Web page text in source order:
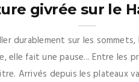
givrée sur le
durablement sur les
elle fait une pause... Entre les
Arrivés depuis les plateaux